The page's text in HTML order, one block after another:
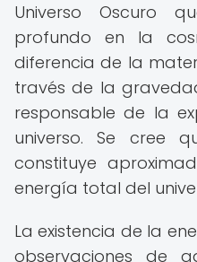
Universo Oscuro
profundo en la
diferencia de la
través de la
responsable de la
universo. Se cree
constituye
energía total del
La existencia de la
observaciones de